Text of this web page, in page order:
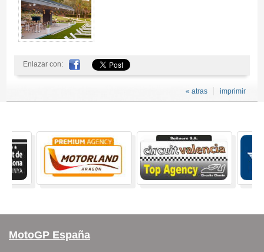
Enlazar con:
imprimir
« atras
MotoGP España